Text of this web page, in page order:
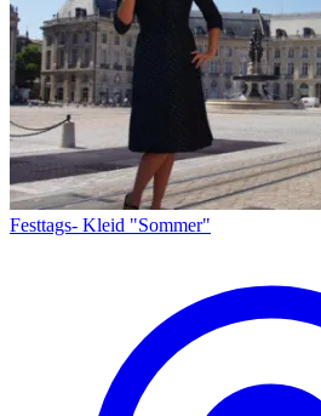
Festtags- Kleid "Sommer"